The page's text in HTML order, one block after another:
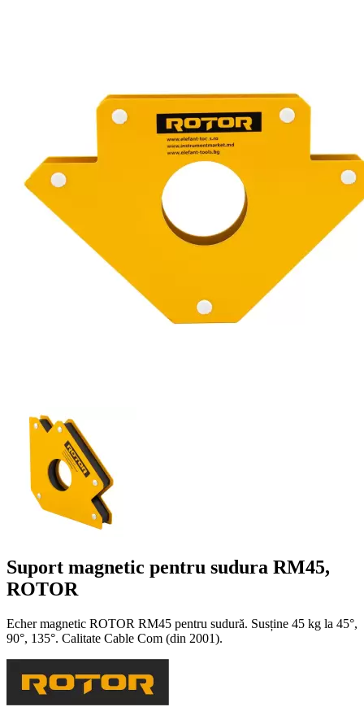
Suport magnetic pentru sudura RM45,
ROTOR
Echer magnetic ROTOR RM45 pentru sudură. Susține 45 kg la 45°,
90°, 135°. Calitate Cable Com (din 2001).